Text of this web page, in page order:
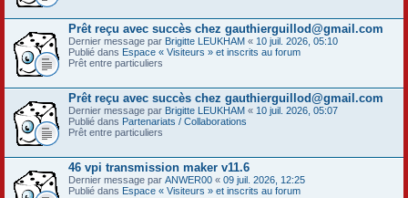
Prêt reçu avec succès chez gauthierguillod@gmail.com
Dernier message par Brigitte LEUKHAM « 10 juil. 2026, 05:10
Publié dans Espace « Visiteurs » et inscrits au forum
Prêt entre particuliers
Prêt reçu avec succès chez gauthierguillod@gmail.com
Dernier message par Brigitte LEUKHAM « 10 juil. 2026, 05:07
Publié dans Partenariats / Collaborations
Prêt entre particuliers
46 vpi transmission maker v11.6
Dernier message par ANWER00 « 09 juil. 2026, 12:25
Publié dans Espace « Visiteurs » et inscrits au forum